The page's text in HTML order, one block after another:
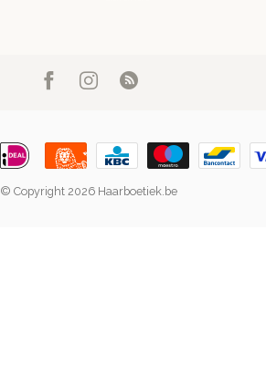
© Copyright 2026 Haarboetiek.be